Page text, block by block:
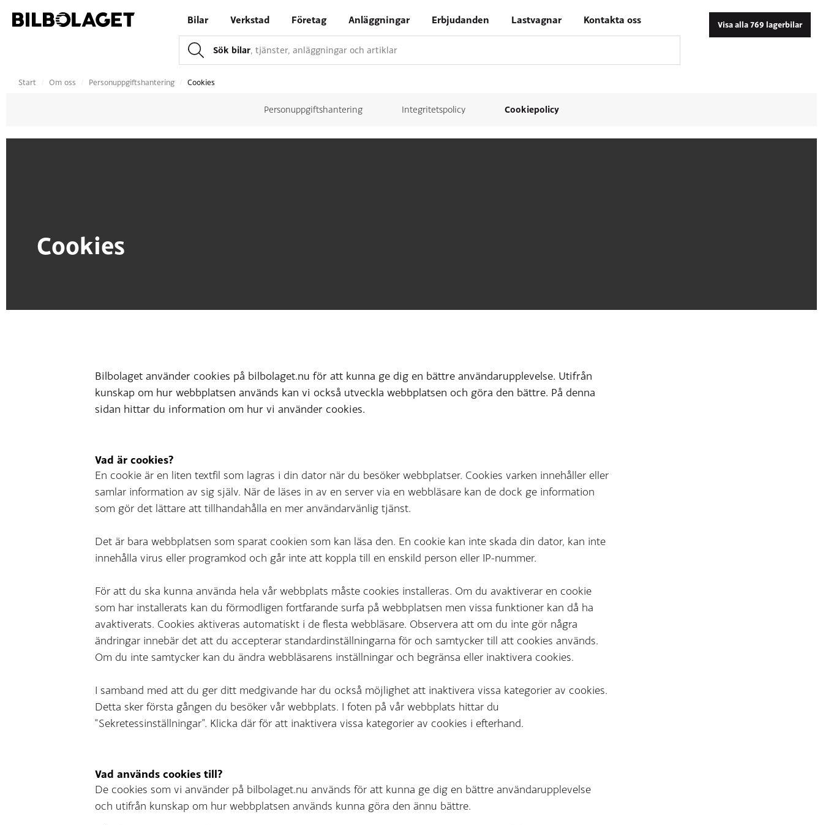
Bilar Verkstad Företag Anläggningar Erbjudanden Lastvagnar Kontakta oss
Sök bilar, tjänster, anläggningar och artiklar
Visa alla 769 lagerbilar
Start Om oss Personuppgiftshantering Cookies
Personuppgiftshantering Integritetspolicy Cookiepolicy
Cookies
Bilbolaget använder cookies på bilbolaget.nu för att kunna ge dig en bättre användarupplevelse. Utifrån
kunskap om hur webbplatsen används kan vi också utveckla webbplatsen och göra den bättre. På denna
sidan hittar du information om hur vi använder cookies.
Vad är cookies?
En cookie är en liten textfil som lagras i din dator när du besöker webbplatser. Cookies varken innehåller eller
samlar information av sig själv. När de läses in av en server via en webbläsare kan de dock ge information
som gör det lättare att tillhandahålla en mer användarvänlig tjänst.
Det är bara webbplatsen som sparat cookien som kan läsa den. En cookie kan inte skada din dator, kan inte
innehålla virus eller programkod och går inte att koppla till en enskild person eller IP-nummer.
För att du ska kunna använda hela vår webbplats måste cookies installeras. Om du avaktiverar en cookie
som har installerats kan du förmodligen fortfarande surfa på webbplatsen men vissa funktioner kan då ha
avaktiverats. Cookies aktiveras automatiskt i de flesta webbläsare. Observera att om du inte gör några
ändringar innebär det att du accepterar standardinställningarna för och samtycker till att cookies används.
Om du inte samtycker kan du ändra webbläsarens inställningar och begränsa eller inaktivera cookies.
I samband med att du ger ditt medgivande har du också möjlighet att inaktivera vissa kategorier av cookies.
Detta sker första gången du besöker vår webbplats. I foten på vår webbplats hittar du
“Sekretessinställningar”. Klicka där för att inaktivera vissa kategorier av cookies i efterhand.
Vad används cookies till?
De cookies som vi använder på bilbolaget.nu används för att kunna ge dig en bättre användarupplevelse
och utifrån kunskap om hur webbplatsen används kunna göra den ännu bättre.